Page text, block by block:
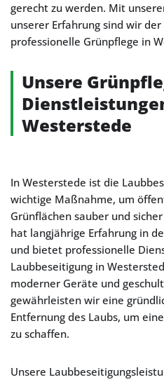
gerecht zu werden. Mit
unserer Erfahrung sind wir
professionelle Grünpflege in
Unsere
Westerstede
In Westerstede ist die
wichtige Maßnahme, um
Grünflächen sauber und
hat langjährige Erfahrung in
und bietet professionelle
Laubbeseitigung in
moderner Geräte und
gewährleisten wir eine
Entfernung des Laubs, um
zu schaffen.
Unsere